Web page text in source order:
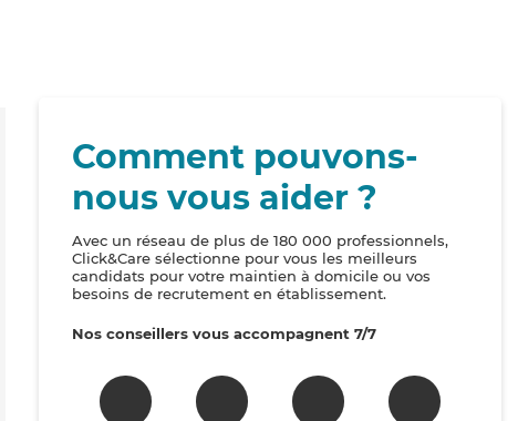
Comment pouvons-
nous vous aider ?
Avec un réseau de plus de 180 000 professionnels,
Click&Care sélectionne pour vous les meilleurs
candidats pour votre maintien à domicile ou vos
besoins de recrutement en établissement.
Nos conseillers vous accompagnent 7/7